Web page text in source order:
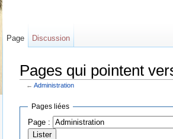
Pages qui pointent
← Administration
Pages liées
Page :
Page Discussion